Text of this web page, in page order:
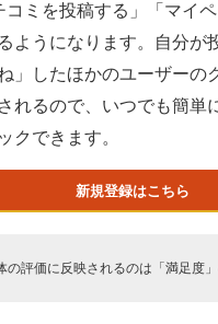
レンドを詳説
今がよく分かる
ア向け専門サイト
製品の総合サイト
コミを投稿する」「マイ
ようになります。自分が
」したほかのユーザーの
れるので、いつでも簡単
クできます。
新規登録はこちら
の評価に反映されるのは「満足度